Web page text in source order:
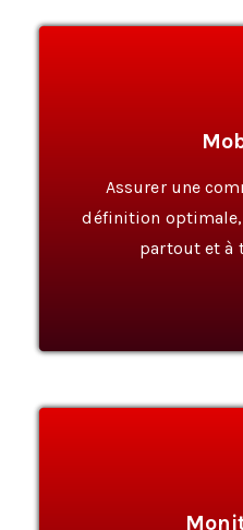
Assurer une
définition
partout et à
En